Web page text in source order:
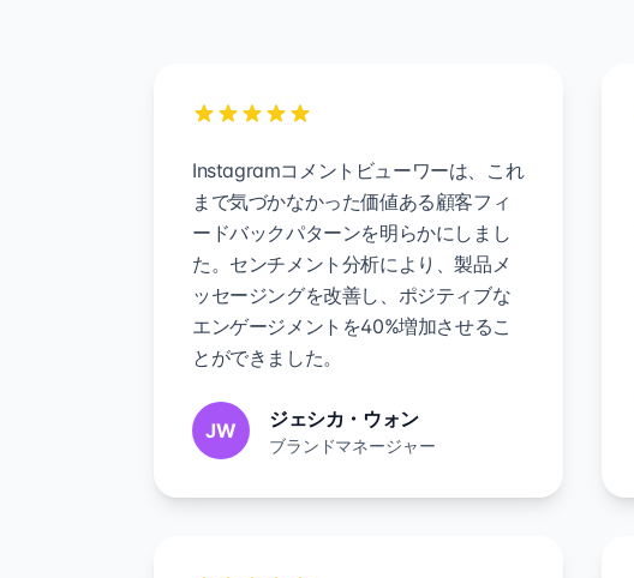
Instagramコメントビューワーは、これ
まで気づかなかった価値ある顧客フィ
ードバックパターンを明らかにしまし
た。センチメント分析により、製品メ
ッセージングを改善し、ポジティブな
エンゲージメントを40%増加させるこ
とができました。
JW ジェシカ・ウォン
ブランドマネージャー